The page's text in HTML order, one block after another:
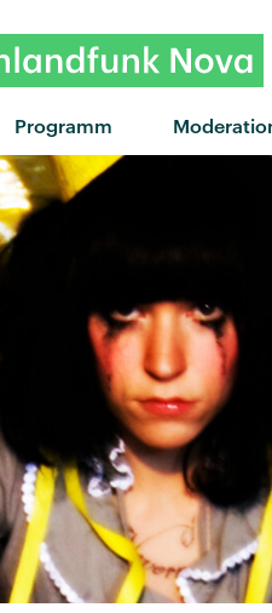
Programm
"Wink Wink" von Charli